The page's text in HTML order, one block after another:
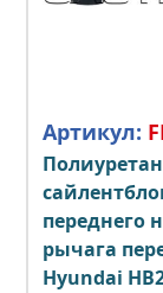
Артикул:
переднего
рычага
Hyundai